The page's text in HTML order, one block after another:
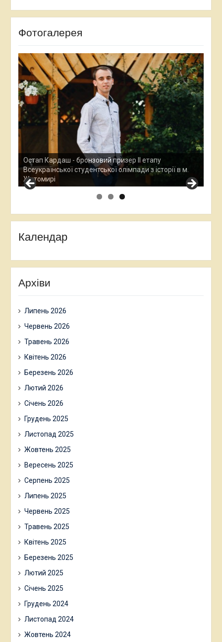
Фотогалерея
Остап Кардаш - бронзовий призер ІІ етапу
Всеукраїнської студентської олімпади з історії в м.
Житомирі
Календар
Архіви
Липень 2026
Червень 2026
Травень 2026
Квітень 2026
Березень 2026
Лютий 2026
Січень 2026
Грудень 2025
Листопад 2025
Жовтень 2025
Вересень 2025
Серпень 2025
Липень 2025
Червень 2025
Травень 2025
Квітень 2025
Березень 2025
Лютий 2025
Січень 2025
Грудень 2024
Листопад 2024
Жовтень 2024